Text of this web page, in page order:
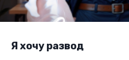
Я хочу развод